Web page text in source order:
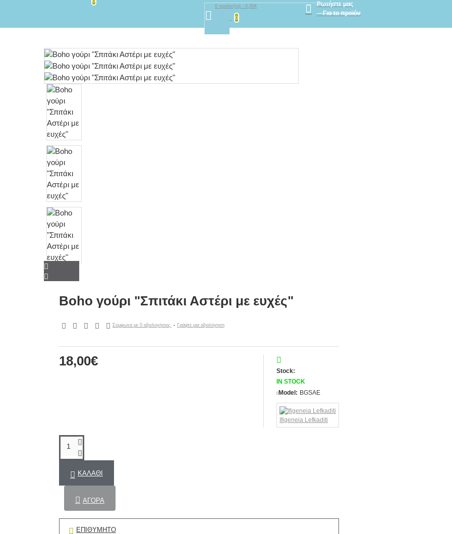
0 προϊόν(τα) - 0,00€
0
Ρωτήστε μας
Για το προϊόν
Boho γούρι "Σπιτάκι Αστέρι με ευχές"
Σύμφωνα με 0 αξιολογήσεις. - Γράψτε μια αξιολόγηση
18,00€
Stock:
IN STOCK
Model: BGSAE
Ifigeneia Lefkaditi
ΚΑΛΆΘΙ
ΑΓΟΡΆ
ΕΠΙΘΥΜΗΤΌ